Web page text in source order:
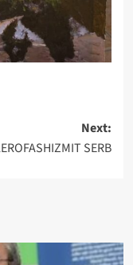
Next:
SERB